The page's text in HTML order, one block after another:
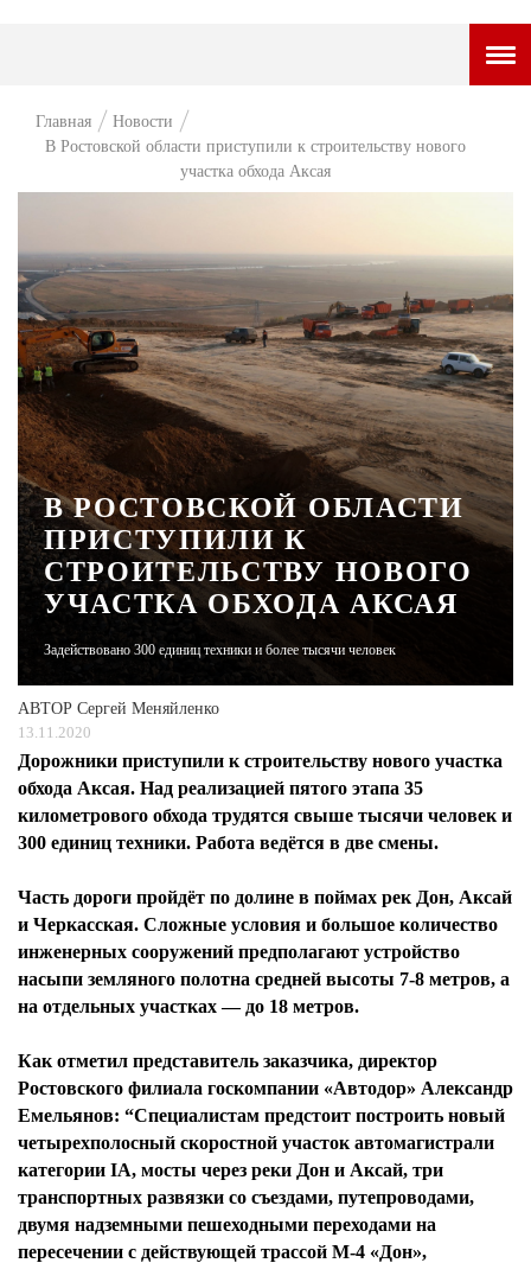
НОВОСТИ
ПРЕМЬЕРА
ТАМ И ТУТ
СТИЛЬ ЖИЗНИ
ХАЙП
ЧЕЛОВЕК ОСОБЕННЫЙ
КУЛЬТ ЕДЫ
АФИША
ЖУРНАЛ
Главная
Новости
В Ростовской области приступили к строительству нового
участка обхода Аксая
В РОСТОВСКОЙ ОБЛАСТИ
ПРИСТУПИЛИ К
СТРОИТЕЛЬСТВУ НОВОГО
УЧАСТКА ОБХОДА АКСАЯ
Задействовано 300 единиц техники и более тысячи человек
АВТОР Сергей Меняйленко
13.11.2020
Дорожники приступили к строительству нового участка
обхода Аксая. Над реализацией пятого этапа 35
километрового обхода трудятся свыше тысячи человек и
300 единиц техники. Работа ведётся в две смены.
Часть дороги пройдёт по долине в поймах рек Дон, Аксай
и Черкасская. Сложные условия и большое количество
инженерных сооружений предполагают устройство
насыпи земляного полотна средней высоты 7-8 метров, а
на отдельных участках — до 18 метров.
Как отметил представитель заказчика, директор
Ростовского филиала госкомпании «Автодор» Александр
Емельянов: “Специалистам предстоит построить новый
четырехполосный скоростной участок автомагистрали
категории IA, мосты через реки Дон и Аксай, три
транспортных развязки со съездами, путепроводами,
двумя надземными пешеходными переходами на
пересечении с действующей трассой М-4 «Дон»,